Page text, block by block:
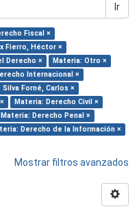
Ir
Fiscal ×
Fierro, Héctor ×
Derecho ×
Materia: Otro ×
Internacional ×
Forné, Carlos ×
Materia: Derecho Civil ×
Materia: Derecho Penal ×
Derecho de la Información ×
Mostrar filtros avanzados